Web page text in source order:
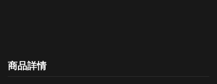
商品詳情